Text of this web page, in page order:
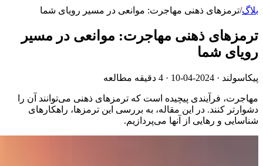
بلاگ/ترمزهای ذهنی مهاجرت: موانعی در مسیر رویای شما
ترمزهای ذهنی مهاجرت: موانعی در مسیر
رویای شما
پیکاسولند · 2024-04-10 · 4 دقیقه مطالعه
مهاجرت، فرآیندی پیچیده است که ترمزهای ذهنی می‌توانند آن را
دشوارتر کنند. در این مقاله، به بررسی این ترمزها، راهکارهای
شناسایی و رهایی از آنها می‌پردازیم.